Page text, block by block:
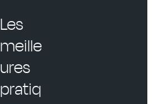
Les
meille
ures
pratiq